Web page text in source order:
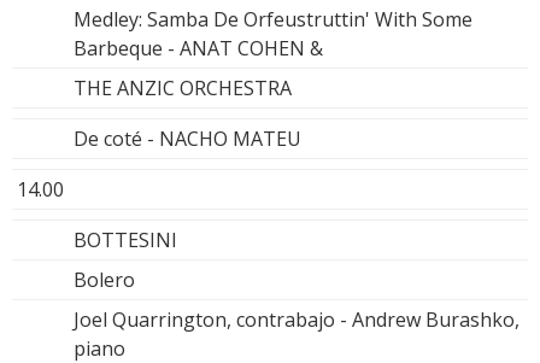
Medley: Samba De Orfeustruttin' With Some
Barbeque - ANAT COHEN &
THE ANZIC ORCHESTRA
De coté - NACHO MATEU
14.00
BOTTESINI
Bolero
Joel Quarrington, contrabajo - Andrew Burashko,
piano